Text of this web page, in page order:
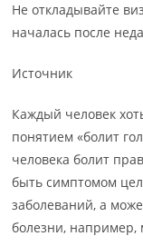
Не откладывайте
началась после
Источник
Каждый человек
понятием «болит
человека болит
быть симптомом
заболеваний, а
болезни, например,